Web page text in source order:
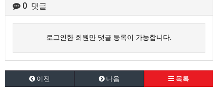
0 댓글
로그인한 회원만 댓글 등록이 가능합니다.
이전 다음 목록